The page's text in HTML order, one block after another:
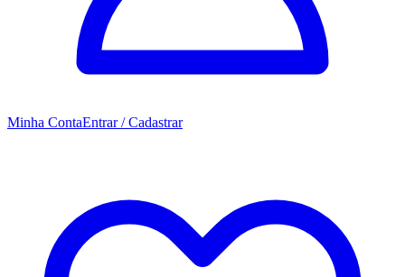
Minha ContaEntrar / Cadastrar